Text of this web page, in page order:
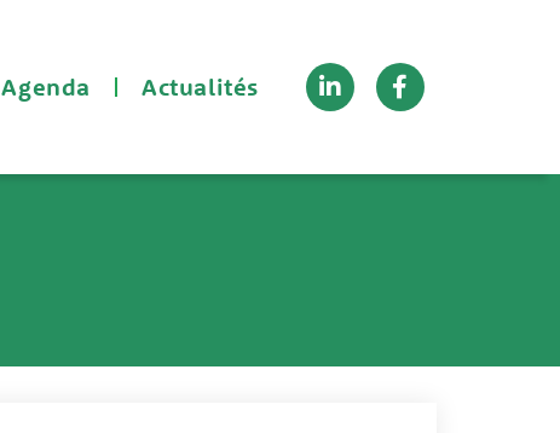
Agenda Actualités
Linkedin-
in
Facebook-
f